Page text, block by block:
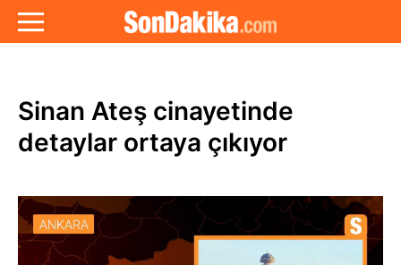
Sinan Ateş cinayetinde
detaylar ortaya çıkıyor